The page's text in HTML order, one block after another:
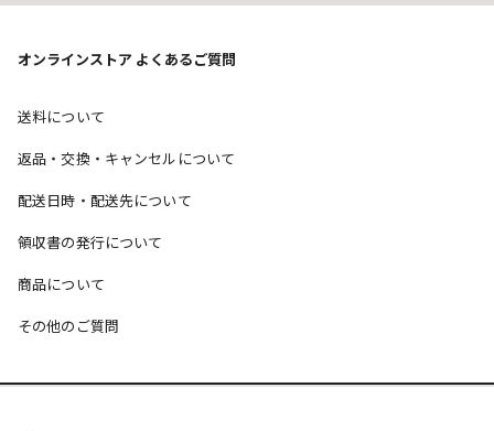
オンラインストア よくあるご質問
送料について
返品・交換・キャンセルについて
配送日時・配送先について
領収書の発行について
商品について
その他のご質問